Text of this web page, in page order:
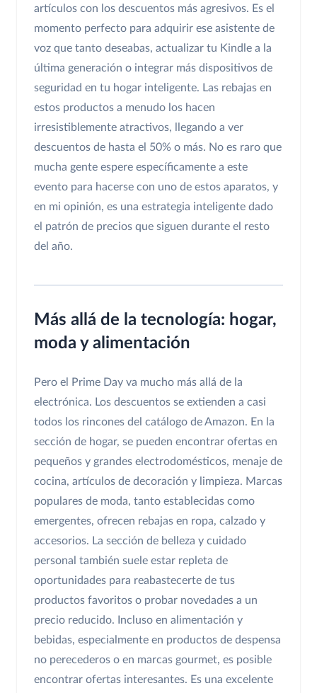
artículos con los descuentos más agresivos. Es el
momento perfecto para adquirir ese asistente de
voz que tanto deseabas, actualizar tu Kindle a la
última generación o integrar más dispositivos de
seguridad en tu hogar inteligente. Las rebajas en
estos productos a menudo los hacen
irresistiblemente atractivos, llegando a ver
descuentos de hasta el 50% o más. No es raro que
mucha gente espere específicamente a este
evento para hacerse con uno de estos aparatos, y
en mi opinión, es una estrategia inteligente dado
el patrón de precios que siguen durante el resto
del año.
Más allá de la tecnología: hogar,
moda y alimentación
Pero el Prime Day va mucho más allá de la
electrónica. Los descuentos se extienden a casi
todos los rincones del catálogo de Amazon. En la
sección de hogar, se pueden encontrar ofertas en
pequeños y grandes electrodomésticos, menaje de
cocina, artículos de decoración y limpieza. Marcas
populares de moda, tanto establecidas como
emergentes, ofrecen rebajas en ropa, calzado y
accesorios. La sección de belleza y cuidado
personal también suele estar repleta de
oportunidades para reabastecerte de tus
productos favoritos o probar novedades a un
precio reducido. Incluso en alimentación y
bebidas, especialmente en productos de despensa
no perecederos o en marcas gourmet, es posible
encontrar ofertas interesantes. Es una excelente